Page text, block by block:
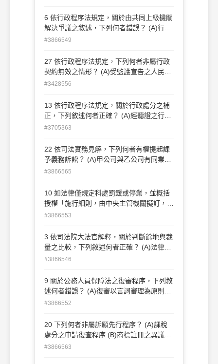
虞者 (D)須在管轄區域外執行者
6 依行政程序法規定，關於由共同上級機關
解決爭議之敘述，下列何者錯誤？ (A)行政
事件經指定管轄後，各機關應為必要職務行
依法均有管轄權，但受理時間先後無法判斷
且有統一管轄之必 要，由共同上級機關決
求與被請求機關無法達成協議時， 由共同
上級機關決定
#3866549
27 依行政程序法規定，下列何者非屬行政
契約無效之情形？ (A)受監護宣告之人民獨
自簽訂契約 (B)主管機關與人民就行政罰鍰
由行政機關調查明確後，行政機關仍與人民
締結和解契約，以代替行政處分 (D)締約雙
#3428556
13 依行政程序法規定，關於行政處分之補
正，下列敘述何者正確？ (A)經聽證之行政
處分，僅得於向行政法院起訴前補正 (B)必
分機關告知之救濟期間有錯誤時，應由該機
關以通知補正之，並自通知送達之翌日起算
#3705363
22 依司法實務見解，下列何者有權提起課
予義務訴訟？ (A)甲公司與乙公司有同業競
爭關係，甲請求公平交易委員會依其檢舉而
絕，甲欲提起課予義務訴訟 (B)本國籍丙與
外國籍丁於外國結婚後，丁向主管機關申請
森林編入為保安林遭到拒絕，戊欲提起課予
義務訴訟 (D)庚為辛國立大學之教授，辛依
法定程序通知庚教學不力不予續聘後，庚
訟
#3866565
10 如法律僅規定科處罰鍰或停業，並概括
授權「施行細則，由中央主管機關擬訂，報
請行政院核定」時，下列敘述何者正確？
節性事項，訂定法規命令 (B)經報行政院核
定，被授權機關得委由其下級機關公告執行
以符合比例原則 (D)被授權機關訂定施行細
則且經行政院核定後，即發生效力
#3866553
3 依司法院大法官解釋，關於判斷餘地與裁
量之比較，下列敘述何者正確？ (A)法律之
構成要件必有判斷餘地，法律效果皆有裁量
量則有怠於考量之違法事由 (C)兩者皆應受
高密度之司法審查 (D)程序之瑕疵在兩者皆
#3866546
9 關於公務人員保障法之復審程序，下列敘
述何者錯誤？ (A)復審以言詞審理為原則
(B)公務人員保障暨培訓委員會（下稱保訓
分機關派員進行言詞辯論 (C)復審人對於保
訓會於復審程序進行中所為之程序上處置不
#3866552
20 下列何者非屬訴願先行程序？ (A)課稅
處分之申請復查程序 (B)商標註冊之異議程
序 (C)全民健康保險爭議審議程序 (D)政府
#3866563